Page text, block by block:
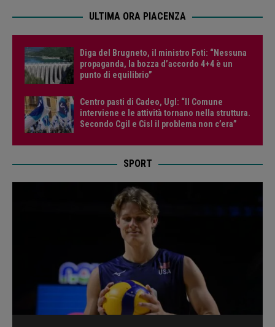
ULTIMA ORA PIACENZA
Diga del Brugneto, il ministro Foti: “Nessuna
propaganda, la bozza d’accordo 4+4 è un
punto di equilibrio”
Centro pasti di Cadeo, Ugl: “Il Comune
interviene e le attività tornano nella struttura.
Secondo Cgil e Cisl il problema non c’era”
SPORT